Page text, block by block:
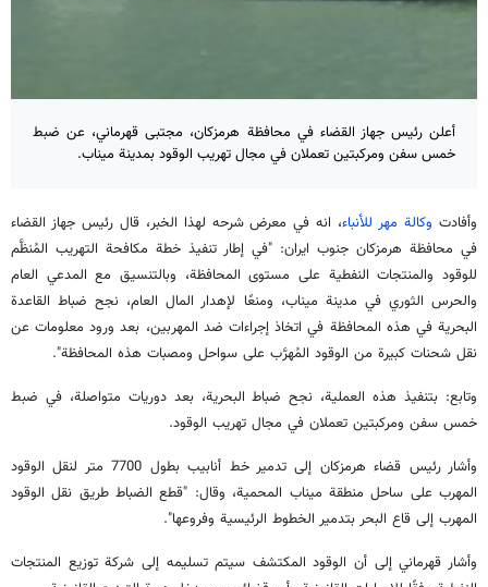
أعلن رئيس جهاز القضاء في محافظة هرمزكان، مجتبى قهرماني، عن ضبط
خمس سفن ومركبتين تعملان في مجال تهريب الوقود بمدينة ميناب.
وأفادت وكالة مهر للأنباء، انه في معرض شرحه لهذا الخبر، قال رئيس جهاز القضاء
في محافظة هرمزكان جنوب ايران: "في إطار تنفيذ خطة مكافحة التهريب المُنظَّم
للوقود والمنتجات النفطية على مستوى المحافظة، وبالتنسيق مع المدعي العام
والحرس الثوري في مدينة ميناب، ومنعًا لإهدار المال العام، نجح ضباط القاعدة
البحرية في هذه المحافظة في اتخاذ إجراءات ضد المهربين، بعد ورود معلومات عن
نقل شحنات كبيرة من الوقود المُهرَّب على سواحل ومصبات هذه المحافظة".
وتابع: بتنفيذ هذه العملية، نجح ضباط البحرية، بعد دوريات متواصلة، في ضبط
خمس سفن ومركبتين تعملان في مجال تهريب الوقود.
وأشار رئيس قضاء هرمزكان إلى تدمير خط أنابيب بطول 7700 متر لنقل الوقود
المهرب على ساحل منطقة ميناب المحمية، وقال: "قطع الضباط طريق نقل الوقود
المهرب إلى قاع البحر بتدمير الخطوط الرئيسية وفروعها".
وأشار قهرماني إلى أن الوقود المكتشف سيتم تسليمه إلى شركة توزيع المنتجات